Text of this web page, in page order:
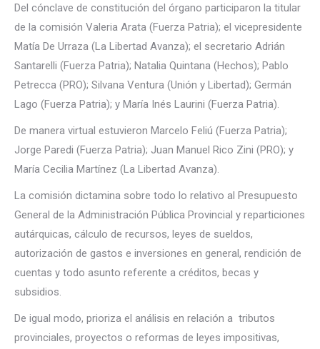
Del cónclave de constitución del órgano participaron la titular
de la comisión Valeria Arata (Fuerza Patria); el vicepresidente
Matía De Urraza (La Libertad Avanza); el secretario Adrián
Santarelli (Fuerza Patria); Natalia Quintana (Hechos); Pablo
Petrecca (PRO); Silvana Ventura (Unión y Libertad); Germán
Lago (Fuerza Patria); y María Inés Laurini (Fuerza Patria).
De manera virtual estuvieron Marcelo Feliú (Fuerza Patria);
Jorge Paredi (Fuerza Patria); Juan Manuel Rico Zini (PRO); y
María Cecilia Martínez (La Libertad Avanza).
La comisión dictamina sobre todo lo relativo al Presupuesto
General de la Administración Pública Provincial y reparticiones
autárquicas, cálculo de recursos, leyes de sueldos,
autorización de gastos e inversiones en general, rendición de
cuentas y todo asunto referente a créditos, becas y
subsidios.
De igual modo, prioriza el análisis en relación a tributos
provinciales, proyectos o reformas de leyes impositivas,